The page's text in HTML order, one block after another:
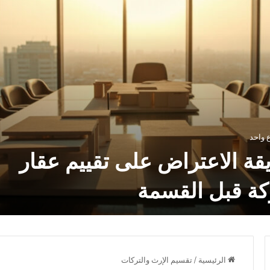
واحد
الاعتراض على تقييم عقار
قبل القسمة
الرئيسية /تقسيم الإرث والتركات